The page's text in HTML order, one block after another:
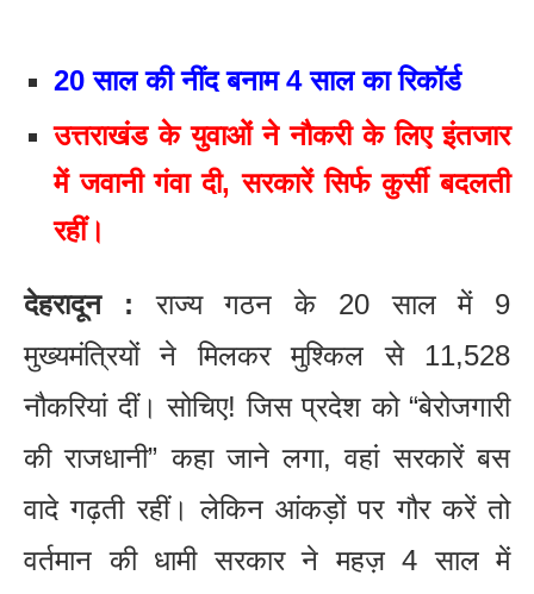
20 साल की नींद बनाम 4 साल का रिकॉर्ड
उत्तराखंड के युवाओं ने नौकरी के लिए इंतजार
में जवानी गंवा दी, सरकारें सिर्फ कुर्सी बदलती
रहीं।
देहरादून : राज्य गठन के 20 साल में 9
मुख्यमंत्रियों ने मिलकर मुश्किल से 11,528
नौकरियां दीं। सोचिए! जिस प्रदेश को “बेरोजगारी
की राजधानी” कहा जाने लगा, वहां सरकारें बस
वादे गढ़ती रहीं। लेकिन आंकड़ों पर गौर करें तो
वर्तमान की धामी सरकार ने महज़ 4 साल में